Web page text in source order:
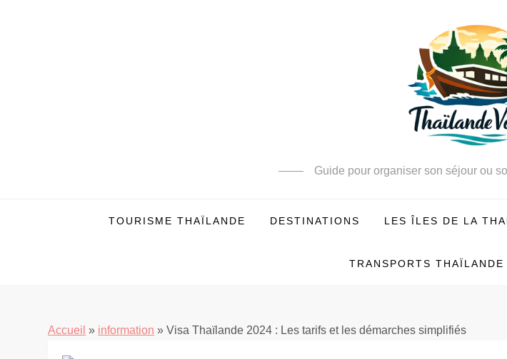
Guide pour organiser son séjour ou
TOURISME THAÏLANDE DESTINATIONS LES ÎLES DE LA
TRANSPORTS THAÏLANDE
Accueil » information » Visa Thaïlande 2024 : Les tarifs et les démarches simplifiés